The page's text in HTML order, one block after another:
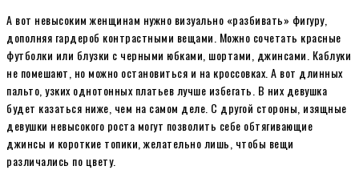
А вот невысоким женщинам нужно визуально «разбивать» фигуру,
дополняя гардероб контрастными вещами. Можно сочетать красные
футболки или блузки с черными юбками, шортами, джинсами. Каблуки
не помешают, но можно остановиться и на кроссовках. А вот длинных
пальто, узких однотонных платьев лучше избегать. В них девушка
будет казаться ниже, чем на самом деле. С другой стороны, изящные
девушки невысокого роста могут позволить себе обтягивающие
джинсы и короткие топики, желательно лишь, чтобы вещи
различались по цвету.